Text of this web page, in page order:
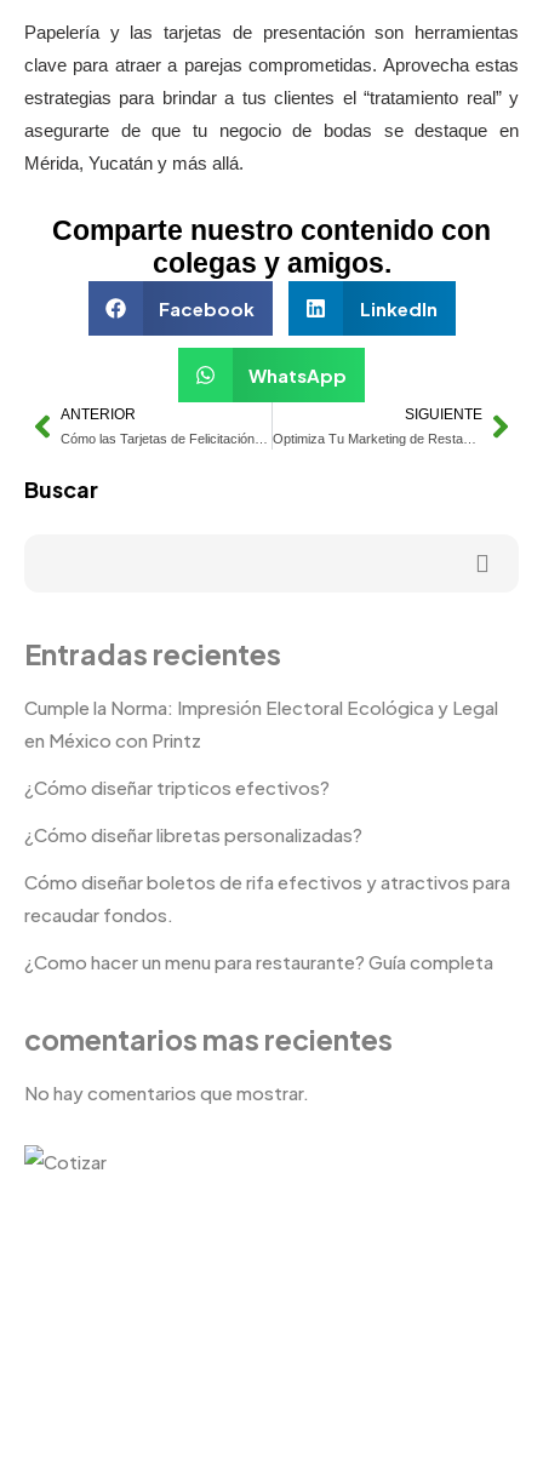
Papelería y las tarjetas de presentación son herramientas
clave para atraer a parejas comprometidas. Aprovecha estas
estrategias para brindar a tus clientes el “tratamiento real” y
asegurarte de que tu negocio de bodas se destaque en
Mérida, Yucatán y más allá.
Comparte nuestro contenido con
colegas y amigos.
Facebook LinkedIn
WhatsApp
ANTERIOR
Cómo las Tarjetas de Felicitación Impulsan tu Negocio
SIGUIENTE
Optimiza Tu Marketing de Restaurante con Porta menús
Buscar
Entradas recientes
Cumple la Norma: Impresión Electoral Ecológica y Legal
en México con Printz
¿Cómo diseñar tripticos efectivos?
¿Cómo diseñar libretas personalizadas?
Cómo diseñar boletos de rifa efectivos y atractivos para
recaudar fondos.
¿Como hacer un menu para restaurante? Guía completa
comentarios mas recientes
No hay comentarios que mostrar.